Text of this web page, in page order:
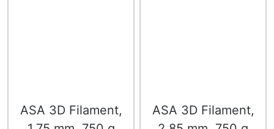
ASA 3D Filament,
ASA 3D Filament,